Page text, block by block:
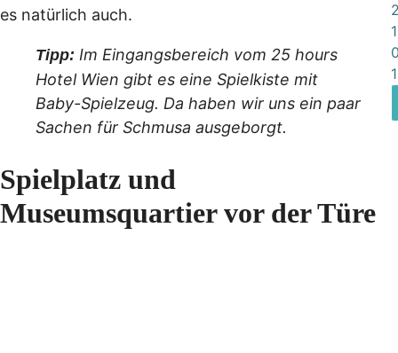
es natürlich auch.
Tipp: Im Eingangsbereich vom 25 hours
Hotel Wien gibt es eine Spielkiste mit
Baby-Spielzeug. Da haben wir uns ein paar
Sachen für Schmusa ausgeborgt.
Spielplatz und
Museumsquartier vor der Türe